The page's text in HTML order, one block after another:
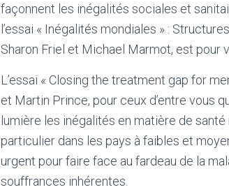
façonnent les inégalités sociales et
l’essai « Inégalités mondiales » :
Sharon Friel et Michael Marmot, est pour
L’essai « Closing the treatment gap for
et Martin Prince, pour ceux d’entre vous
lumière les inégalités en matière de
particulier dans les pays à faibles et
urgent pour faire face au fardeau de la
souffrances inhérentes.